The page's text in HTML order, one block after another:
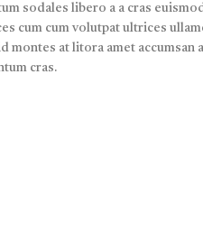
sodales libero a a cras
cum cum volutpat ultrices
montes at litora amet accumsan
cras.